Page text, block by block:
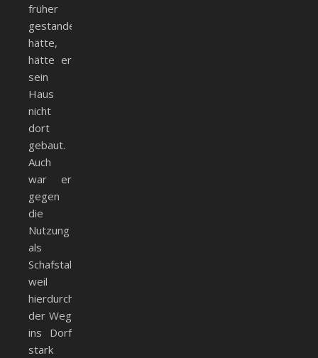
früher
gestanden
hätte,
hätte er
sein
Haus
nicht
dort
gebaut.
Auch
war er
gegen
die
Nutzung
als
Schafstall,
weil
hierdurch
der Weg
ins Dorf
stark